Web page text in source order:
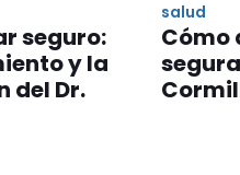
seguro:
y la
del Dr.
salud
Cómo